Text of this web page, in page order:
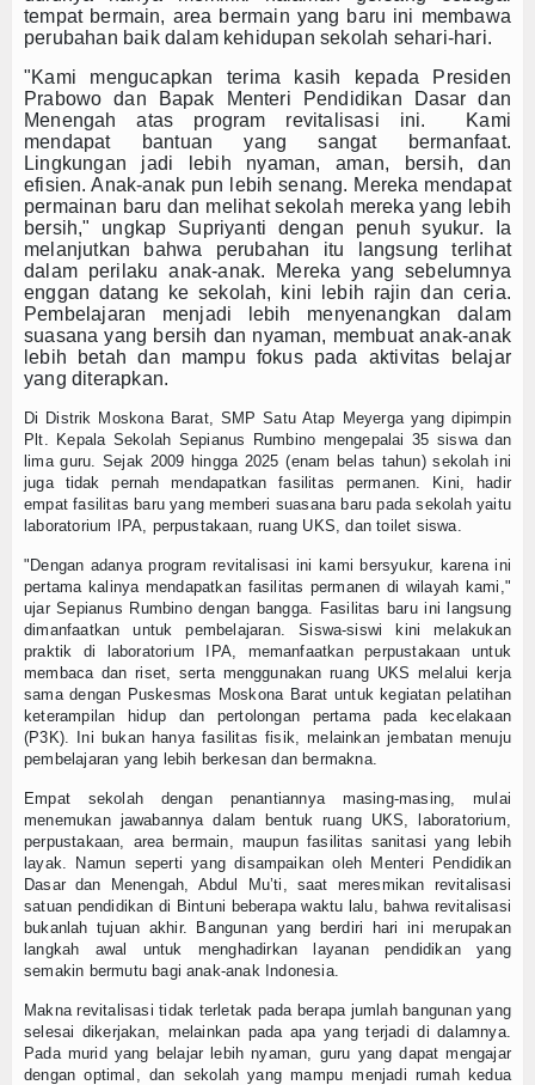
tempat bermain, area bermain yang baru ini membawa
perubahan baik dalam kehidupan sekolah sehari-hari.
"Kami mengucapkan terima kasih kepada Presiden
Prabowo dan Bapak Menteri Pendidikan Dasar dan
Menengah atas program revitalisasi ini. Kami
mendapat bantuan yang sangat bermanfaat.
Lingkungan jadi lebih nyaman, aman, bersih, dan
efisien. Anak-anak pun lebih senang. Mereka mendapat
permainan baru dan melihat sekolah mereka yang lebih
bersih," ungkap Supriyanti dengan penuh syukur. Ia
melanjutkan bahwa perubahan itu langsung terlihat
dalam perilaku anak-anak. Mereka yang sebelumnya
enggan datang ke sekolah, kini lebih rajin dan ceria.
Pembelajaran menjadi lebih menyenangkan dalam
suasana yang bersih dan nyaman, membuat anak-anak
lebih betah dan mampu fokus pada aktivitas belajar
yang diterapkan.
Di Distrik Moskona Barat, SMP Satu Atap Meyerga yang dipimpin
Plt. Kepala Sekolah Sepianus Rumbino mengepalai 35 siswa dan
lima guru. Sejak 2009 hingga 2025 (enam belas tahun) sekolah ini
juga tidak pernah mendapatkan fasilitas permanen. Kini, hadir
empat fasilitas baru yang memberi suasana baru pada sekolah yaitu
laboratorium IPA, perpustakaan, ruang UKS, dan toilet siswa.
"Dengan adanya program revitalisasi ini kami bersyukur, karena ini
pertama kalinya mendapatkan fasilitas permanen di wilayah kami,"
ujar Sepianus Rumbino dengan bangga. Fasilitas baru ini langsung
dimanfaatkan untuk pembelajaran. Siswa-siswi kini melakukan
praktik di laboratorium IPA, memanfaatkan perpustakaan untuk
membaca dan riset, serta menggunakan ruang UKS melalui kerja
sama dengan Puskesmas Moskona Barat untuk kegiatan pelatihan
keterampilan hidup dan pertolongan pertama pada kecelakaan
(P3K). Ini bukan hanya fasilitas fisik, melainkan jembatan menuju
pembelajaran yang lebih berkesan dan bermakna.
Empat sekolah dengan penantiannya masing-masing, mulai
menemukan jawabannya dalam bentuk ruang UKS, laboratorium,
perpustakaan, area bermain, maupun fasilitas sanitasi yang lebih
layak. Namun seperti yang disampaikan oleh Menteri Pendidikan
Dasar dan Menengah, Abdul Mu’ti, saat meresmikan revitalisasi
satuan pendidikan di Bintuni beberapa waktu lalu, bahwa revitalisasi
bukanlah tujuan akhir. Bangunan yang berdiri hari ini merupakan
langkah awal untuk menghadirkan layanan pendidikan yang
semakin bermutu bagi anak-anak Indonesia.
Makna revitalisasi tidak terletak pada berapa jumlah bangunan yang
selesai dikerjakan, melainkan pada apa yang terjadi di dalamnya.
Pada murid yang belajar lebih nyaman, guru yang dapat mengajar
dengan optimal, dan sekolah yang mampu menjadi rumah kedua